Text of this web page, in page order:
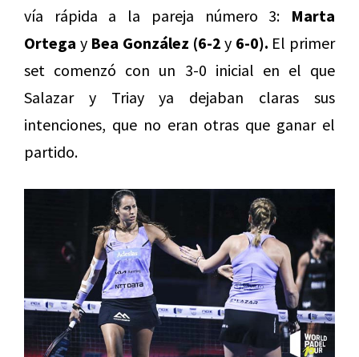
vía rápida a la pareja número 3: Marta
Ortega y Bea González (6-2 y 6-0). El primer
set comenzó con un 3-0 inicial en el que
Salazar y Triay ya dejaban claras sus
intenciones, que no eran otras que ganar el
partido.